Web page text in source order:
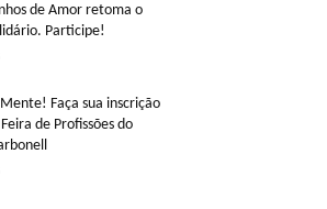
de Amor retoma o
Participe!
Faça sua inscrição
de Profissões do